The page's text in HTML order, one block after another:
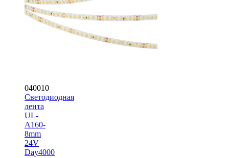
040010
Светодиодная
лента
UL-
A160-
8mm
24V
Day4000